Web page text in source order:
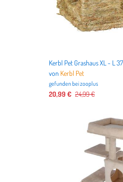
von Kerbl Pet
gefunden beizooplus
20,99 € 24,99 €